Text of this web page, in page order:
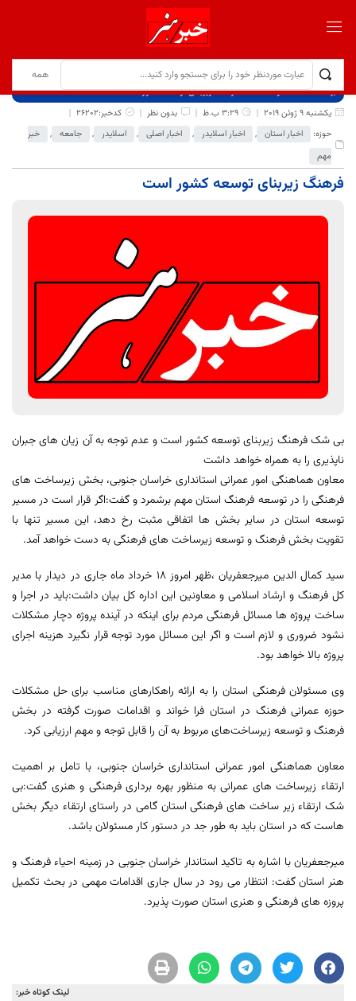
برگ نخست نوشته‌ها
فرهنگ زیربنای توسعه کشور است
یکشنبه 9 ژوئن 2019
3:29 ب.ظ بدون نظر
کدخبر:26202
حوزه:
اخبار استان , اخبار اسلایدر , اخبار اصلی , اسلایدر , جامعه ,
خبر
مهم
فرهنگ زیربنای توسعه کشور است
بی شک فرهنگ زیربنای توسعه کشور است و عدم توجه به آن زیان های جبران
ناپذیری را به همراه خواهد داشت
معاون هماهنگی امور عمرانی استانداری خراسان جنوبی، بخش زیرساخت های
فرهنگی را در توسعه فرهنگ استان مهم برشمرد و گفت:اگر قرار است در مسیر
توسعه استان در سایر بخش ها اتفاقی مثبت رخ دهد، این مسیر تنها با
تقویت بخش فرهنگ و توسعه زیرساخت های فرهنگی به دست خواهد آمد.
سید کمال الدین میرجعفریان ،ظهر امروز ١٨ خرداد ماه جاری در دیدار با مدیر
کل فرهنگ و ارشاد اسلامی و معاونین این اداره کل بیان داشت:باید در اجرا و
ساخت پروژه ها مسائل فرهنگی مردم برای اینکه در آینده پروژه دچار مشکلات
نشود ضروری و لازم است و اگر این مسائل مورد توجه قرار نگیرد هزینه اجرای
پروژه بالا خواهد بود.
وی مسئولان فرهنگی استان را به ارائه راهکارهای مناسب برای حل مشکلات
حوزه عمرانی فرهنگ در استان فرا خواند و اقدامات صورت گرفته در بخش
فرهنگ و توسعه زیرساخت‌های مربوط به آن را قابل توجه و مهم ارزیابی کرد.
معاون هماهنگی امور عمرانی استانداری خراسان جنوبی، با تامل بر اهمیت
ارتقاء زیرساخت های عمرانی به منظور بهره برداری فرهنگی و هنری گفت:بی
شک ارتقاء زیر ساخت های فرهنگی استان گامی در راستای ارتقاء دیگر بخش
هاست که در استان باید به طور جد در دستور کار مسئولان باشد.
میرجعفریان با اشاره به تاکید استاندار خراسان جنوبی در زمینه احیاء فرهنگ و
هنر استان گفت: انتظار می رود در سال جاری اقدامات مهمی در بحث تکمیل
پروزه های فرهنگی و هنری استان صورت پذیرد.
لینک کوتاه خبر: